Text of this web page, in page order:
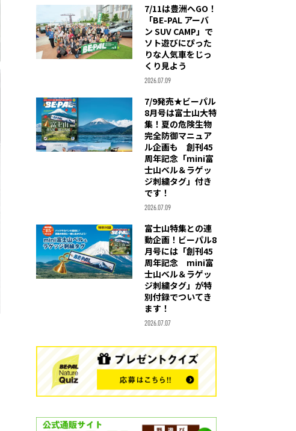
7/11は豊洲へGO！
「BE-PAL アーバ
ン SUV CAMP」で
ソト遊びにぴった
りな人気車をじっ
くり見よう
2026.07.09
7/9発売★ビーパル
8月号は富士山大特
集！夏の危険生物
完全防御マニュア
ル企画も 創刊45
周年記念「mini富
士山ベル＆ラゲッ
ジ刺繍タグ」付き
です！
2026.07.09
富士山特集との連
動企画！ビーパル8
月号には「創刊45
周年記念 mini富
士山ベル＆ラゲッ
ジ刺繍タグ」が特
別付録でついてき
ます！
2026.07.07